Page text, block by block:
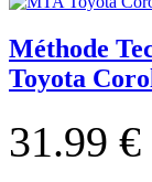
Méthode
Toyota
31.99 €